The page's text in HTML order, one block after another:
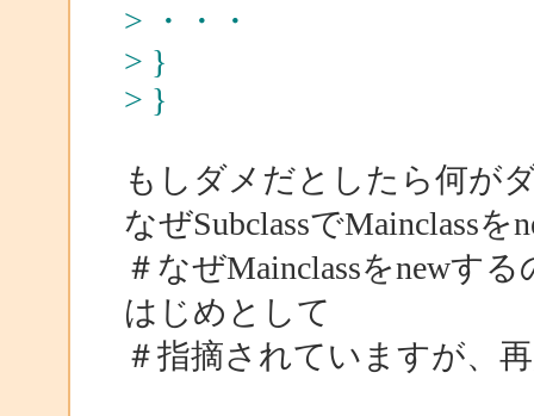
> ・・・
> }
> }
もしダメだとしたら何が
なぜSubclassでMainclass
＃なぜMainclassをnewす
はじめとして
＃指摘されていますが、